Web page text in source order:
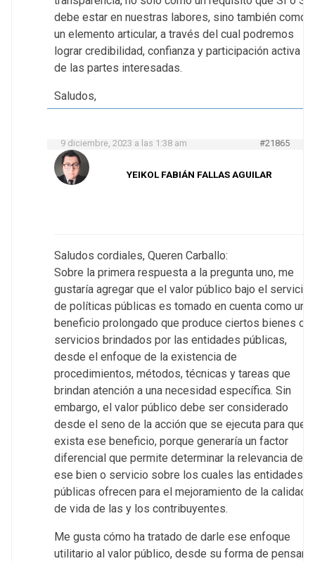
debe estar en nuestras labores, sino también como
un elemento articular, a través del cual podremos
lograr credibilidad, confianza y participación activa
de las partes interesadas.
Saludos,
9 diciembre, 2023 a las 1:38 am #21865
YEIKOL FABIÁN FALLAS AGUILAR
Saludos cordiales, Queren Carballo:
Sobre la primera respuesta a la pregunta uno, me
gustaría agregar que el valor público bajo el servicio
de políticas públicas es tomado en cuenta como un
beneficio prolongado que produce ciertos bienes o
servicios brindados por las entidades públicas,
desde el enfoque de la existencia de
procedimientos, métodos, técnicas y tareas que
brindan atención a una necesidad específica. Sin
embargo, el valor público debe ser considerado
desde el seno de la acción que se ejecuta para que
exista ese beneficio, porque generaría un factor
diferencial que permite determinar la relevancia de
ese bien o servicio sobre los cuales las entidades
públicas ofrecen para el mejoramiento de la calidad
de vida de las y los contribuyentes.
Me gusta cómo ha tratado de darle ese enfoque
utilitario al valor público, desde su forma de pensar.